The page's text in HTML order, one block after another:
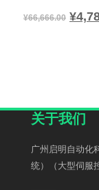
¥66,666.00 ¥
关于我们
广州启明自动化
统）（大型伺服